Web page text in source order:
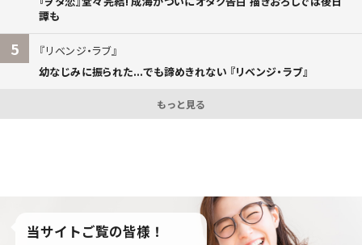
譚も
5
リベンジ・ラブ
幼なじみに振られた...でも諦めきれない 『リベンジ・ラブ』
もっと見る
当サイトご覧の皆様！